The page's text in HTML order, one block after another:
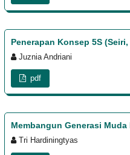
Penerapan Konsep 5S
Juznia Andriani
pdf
Membangun Generasi
Tri Hardiningtyas